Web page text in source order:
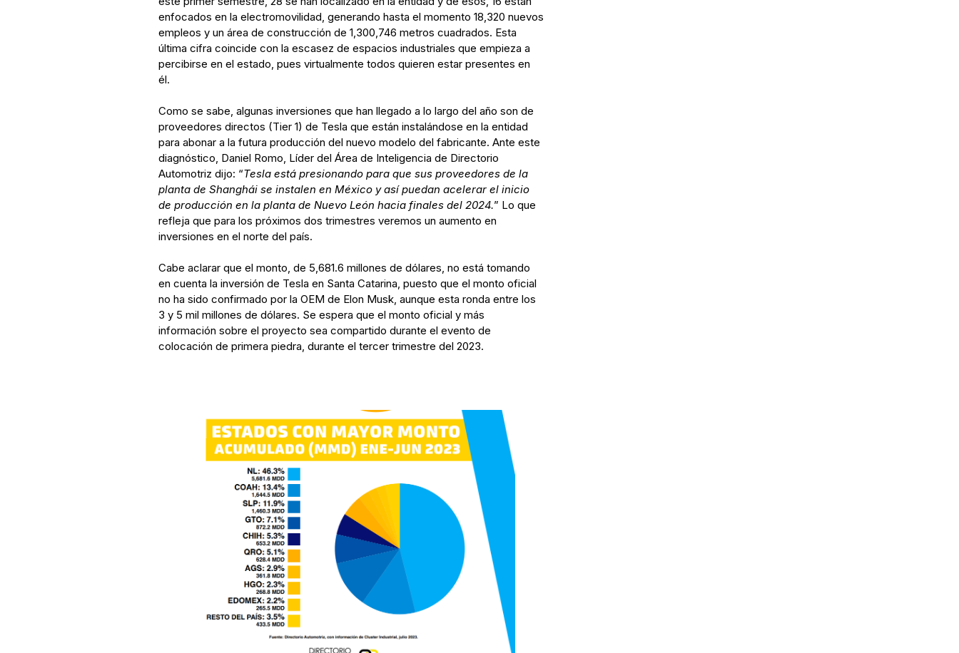
enfocados en la electromovilidad, generando hasta el momento 18,320 nuevos
empleos y un área de construcción de 1,300,746 metros cuadrados. Esta
última cifra coincide con la escasez de espacios industriales que empieza a
percibirse en el estado, pues virtualmente todos quieren estar presentes en
él.
Como se sabe, algunas inversiones que han llegado a lo largo del año son de
proveedores directos (Tier 1) de Tesla que están instalándose en la entidad
para abonar a la futura producción del nuevo modelo del fabricante. Ante este
diagnóstico, Daniel Romo, Líder del Área de Inteligencia de Directorio
Automotriz dijo: “Tesla está presionando para que sus proveedores de la
planta de Shanghái se instalen en México y así puedan acelerar el inicio
de producción en la planta de Nuevo León hacia finales del 2024.” Lo que
refleja que para los próximos dos trimestres veremos un aumento en
inversiones en el norte del país.
Cabe aclarar que el monto, de 5,681.6 millones de dólares, no está tomando
en cuenta la inversión de Tesla en Santa Catarina, puesto que el monto oficial
no ha sido confirmado por la OEM de Elon Musk, aunque esta ronda entre los
3 y 5 mil millones de dólares. Se espera que el monto oficial y más
información sobre el proyecto sea compartido durante el evento de
colocación de primera piedra, durante el tercer trimestre del 2023.